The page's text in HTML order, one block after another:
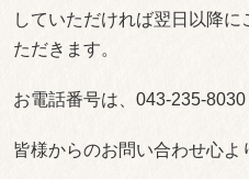
していただければ翌日以降
ただきます。
お電話番号は、
皆様からのお問い合わせ心よ